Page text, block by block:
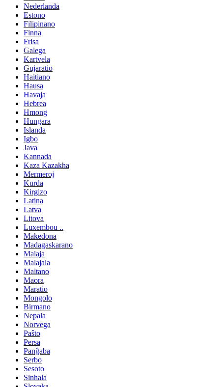
Nederlanda
Estono
Filipinano
Finna
Frisa
Galega
Kartvela
Gujaratio
Haitiano
Hausa
Havaja
Hebrea
Hmong
Hungara
Islanda
Igbo
Java
Kannada
Kaza Kazakha
Mermeroj
Kurda
Kirgizo
Latina
Latva
Litova
Luxembou ..
Makedona
Madagaskarano
Malaja
Malajala
Maltano
Maora
Maratio
Mongolo
Birmano
Nepala
Norvega
Paŝto
Persa
Panĝaba
Serbo
Sesoto
Sinhala